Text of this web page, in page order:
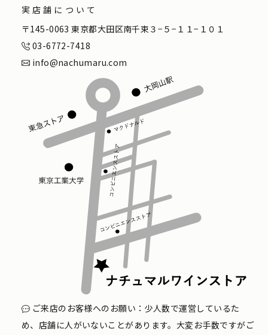
実店舗について
〒145-0063 東京都大田区南千束３−５−１１−１０１
03-6772-7418
info@nachumaru.com
ご来店のお客様へのお願い：少人数で運営しているた
め、店舗に人がいないことがあります。大変お手数ですがご